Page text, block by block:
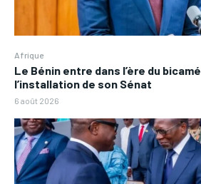
Afrique
Le Bénin entre dans l’ère du
l’installation de son Sénat
6 août 2026